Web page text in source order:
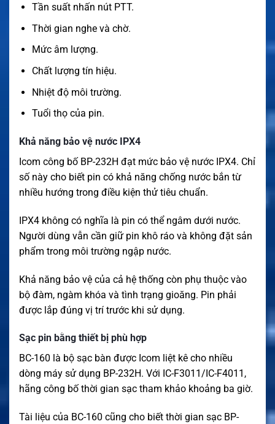
Tần suất nhấn nút PTT.
Thời gian nghe và chờ.
Mức âm lượng.
Chất lượng tín hiệu.
Nhiệt độ môi trường.
Tuổi thọ của pin.
Khả năng bảo vệ nước IPX4
Icom công bố BP-232H đạt mức bảo vệ nước IPX4. Chỉ
số này cho biết pin có khả năng chống nước bắn từ
nhiều hướng trong điều kiện thử tiêu chuẩn.
IPX4 không có nghĩa là pin có thể ngâm dưới nước.
Người dùng vẫn cần giữ pin khô ráo và không đặt sản
phẩm trong môi trường ngập nước.
Khả năng bảo vệ của cả hệ thống còn phụ thuộc vào
bộ đàm, ngàm khóa và tình trạng gioăng. Pin phải
được lắp đúng vị trí trước khi sử dụng.
Sạc pin bằng thiết bị phù hợp
BC-160 là bộ sạc bàn được Icom liệt kê cho nhiều
dòng máy sử dụng BP-232H. Với IC-F3011/IC-F4011,
hãng công bố thời gian sạc tham khảo khoảng ba giờ.
Tài liệu của BC-160 cũng cho biết thời gian sạc BP-